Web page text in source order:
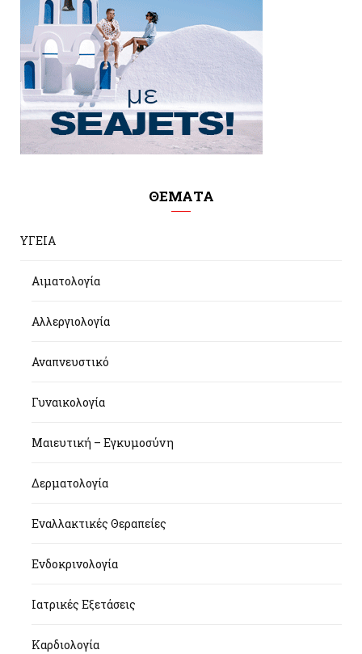
ΘΕΜΑΤΑ
ΥΓΕΙΑ
Αιματολογία
Αλλεργιολογία
Αναπνευστικό
Γυναικολογία
Μαιευτική – Εγκυμοσύνη
Δερματολογία
Εναλλακτικές Θεραπείες
Ενδοκρινολογία
Ιατρικές Εξετάσεις
Καρδιολογία